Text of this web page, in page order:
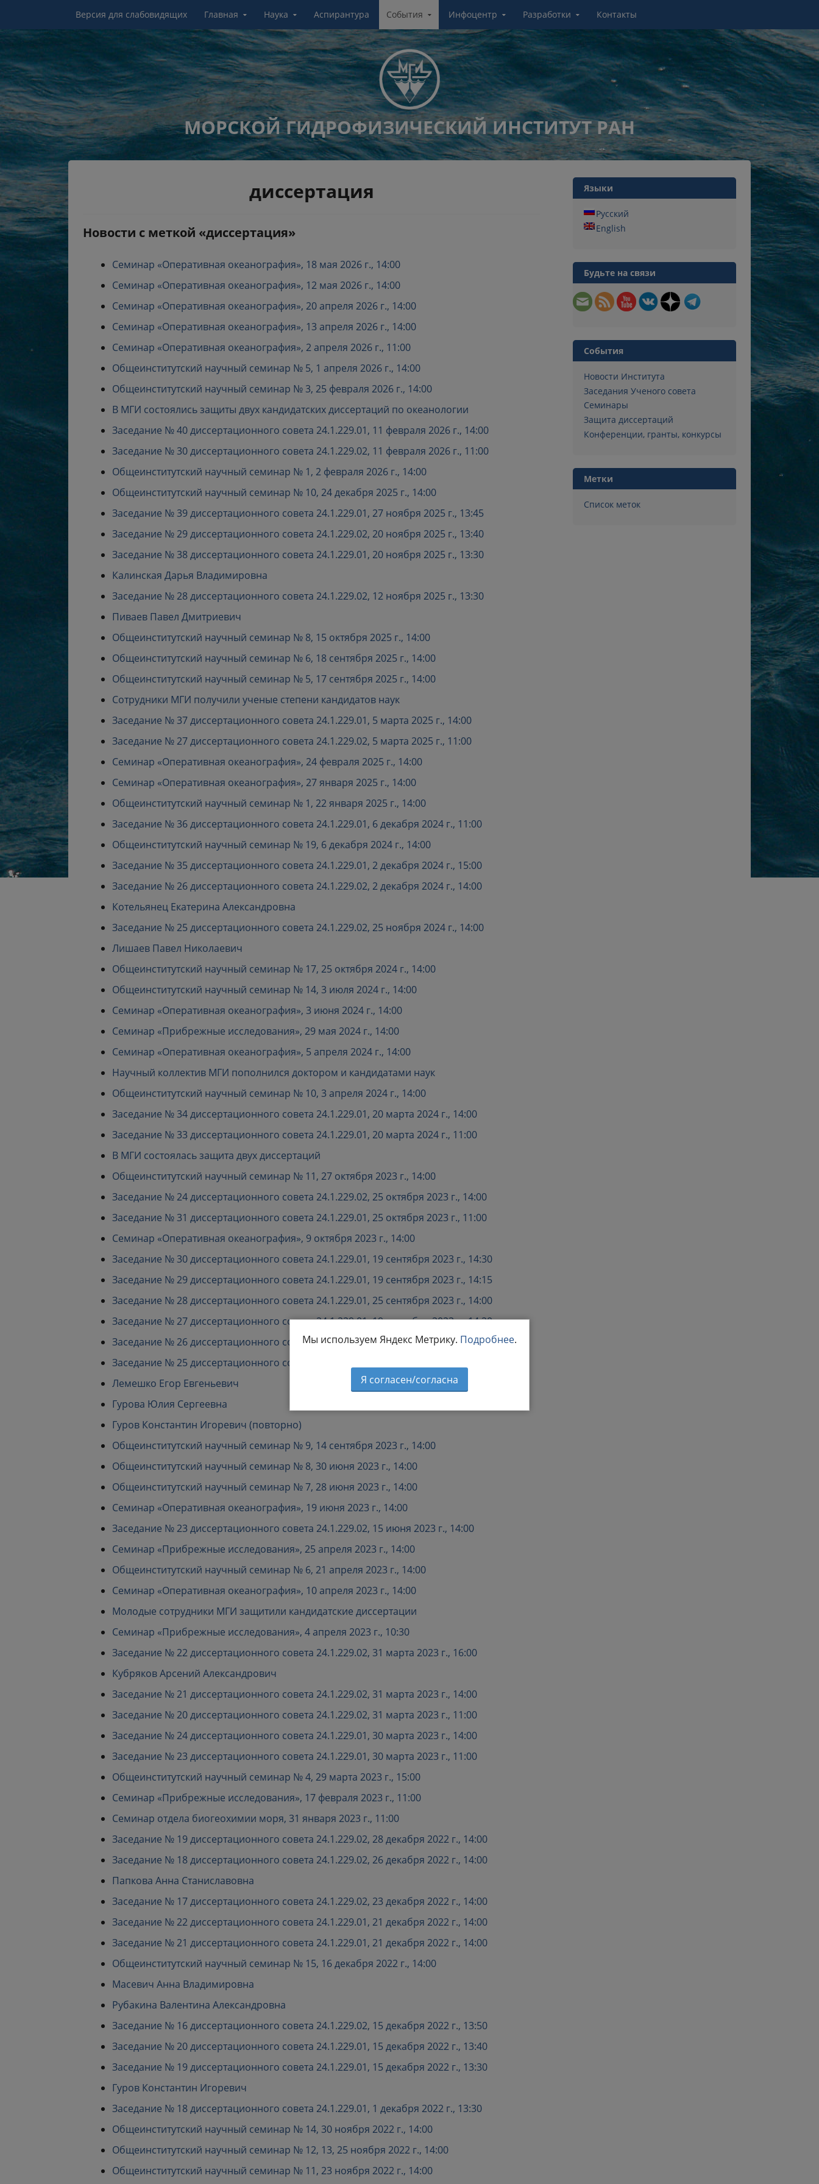
Версия для слабовидящих Главная Наука Аспирантура События Инфоцентр Разработки Контакты
МОРСКОЙ ГИДРОФИЗИЧЕСКИЙ ИНСТИТУТ РАН
диссертация
Новости с меткой «диссертация»
Семинар «Оперативная океанография», 18 мая 2026 г., 14:00
Семинар «Оперативная океанография», 12 мая 2026 г., 14:00
Семинар «Оперативная океанография», 20 апреля 2026 г., 14:00
Семинар «Оперативная океанография», 13 апреля 2026 г., 14:00
Семинар «Оперативная океанография», 2 апреля 2026 г., 11:00
Общеинститутский научный семинар № 5, 1 апреля 2026 г., 14:00
Общеинститутский научный семинар № 3, 25 февраля 2026 г., 14:00
В МГИ состоялись защиты двух кандидатских диссертаций по океанологии
Заседание № 40 диссертационного совета 24.1.229.01, 11 февраля 2026 г., 14:00
Заседание № 30 диссертационного совета 24.1.229.02, 11 февраля 2026 г., 11:00
Общеинститутский научный семинар № 1, 2 февраля 2026 г., 14:00
Общеинститутский научный семинар № 10, 24 декабря 2025 г., 14:00
Заседание № 39 диссертационного совета 24.1.229.01, 27 ноября 2025 г., 13:45
Заседание № 29 диссертационного совета 24.1.229.02, 20 ноября 2025 г., 13:40
Заседание № 38 диссертационного совета 24.1.229.01, 20 ноября 2025 г., 13:30
Калинская Дарья Владимировна
Заседание № 28 диссертационного совета 24.1.229.02, 12 ноября 2025 г., 13:30
Пиваев Павел Дмитриевич
Общеинститутский научный семинар № 8, 15 октября 2025 г., 14:00
Общеинститутский научный семинар № 6, 18 сентября 2025 г., 14:00
Общеинститутский научный семинар № 5, 17 сентября 2025 г., 14:00
Сотрудники МГИ получили ученые степени кандидатов наук
Заседание № 37 диссертационного совета 24.1.229.01, 5 марта 2025 г., 14:00
Заседание № 27 диссертационного совета 24.1.229.02, 5 марта 2025 г., 11:00
Семинар «Оперативная океанография», 24 февраля 2025 г., 14:00
Семинар «Оперативная океанография», 27 января 2025 г., 14:00
Общеинститутский научный семинар № 1, 22 января 2025 г., 14:00
Заседание № 36 диссертационного совета 24.1.229.01, 6 декабря 2024 г., 11:00
Общеинститутский научный семинар № 19, 6 декабря 2024 г., 14:00
Заседание № 35 диссертационного совета 24.1.229.01, 2 декабря 2024 г., 15:00
Заседание № 26 диссертационного совета 24.1.229.02, 2 декабря 2024 г., 14:00
Котельянец Екатерина Александровна
Заседание № 25 диссертационного совета 24.1.229.02, 25 ноября 2024 г., 14:00
Лишаев Павел Николаевич
Общеинститутский научный семинар № 17, 25 октября 2024 г., 14:00
Общеинститутский научный семинар № 14, 3 июля 2024 г., 14:00
Семинар «Оперативная океанография», 3 июня 2024 г., 14:00
Семинар «Прибрежные исследования», 29 мая 2024 г., 14:00
Семинар «Оперативная океанография», 5 апреля 2024 г., 14:00
Научный коллектив МГИ пополнился доктором и кандидатами наук
Общеинститутский научный семинар № 10, 3 апреля 2024 г., 14:00
Заседание № 34 диссертационного совета 24.1.229.01, 20 марта 2024 г., 14:00
Заседание № 33 диссертационного совета 24.1.229.01, 20 марта 2024 г., 11:00
В МГИ состоялась защита двух диссертаций
Общеинститутский научный семинар № 11, 27 октября 2023 г., 14:00
Заседание № 24 диссертационного совета 24.1.229.02, 25 октября 2023 г., 14:00
Заседание № 31 диссертационного совета 24.1.229.01, 25 октября 2023 г., 11:00
Семинар «Оперативная океанография», 9 октября 2023 г., 14:00
Заседание № 30 диссертационного совета 24.1.229.01, 19 сентября 2023 г., 14:30
Заседание № 29 диссертационного совета 24.1.229.01, 19 сентября 2023 г., 14:15
Заседание № 28 диссертационного совета 24.1.229.01, 25 сентября 2023 г., 14:00
Заседание № 27 диссертационного совета 24.1.229.01, 19 сентября 2023 г., 14:20
Заседание № 26 диссертационного совета 24.1.229.01, 19 сентября 2023 г., 14:10
Заседание № 25 диссертационного совета 24.1.229.01, 19 сентября 2023 г., 14:00
Лемешко Егор Евгеньевич
Гурова Юлия Сергеевна
Гуров Константин Игоревич (повторно)
Общеинститутский научный семинар № 9, 14 сентября 2023 г., 14:00
Общеинститутский научный семинар № 8, 30 июня 2023 г., 14:00
Общеинститутский научный семинар № 7, 28 июня 2023 г., 14:00
Семинар «Оперативная океанография», 19 июня 2023 г., 14:00
Заседание № 23 диссертационного совета 24.1.229.02, 15 июня 2023 г., 14:00
Семинар «Прибрежные исследования», 25 апреля 2023 г., 14:00
Общеинститутский научный семинар № 6, 21 апреля 2023 г., 14:00
Семинар «Оперативная океанография», 10 апреля 2023 г., 14:00
Молодые сотрудники МГИ защитили кандидатские диссертации
Семинар «Прибрежные исследования», 4 апреля 2023 г., 10:30
Заседание № 22 диссертационного совета 24.1.229.02, 31 марта 2023 г., 16:00
Кубряков Арсений Александрович
Заседание № 21 диссертационного совета 24.1.229.02, 31 марта 2023 г., 14:00
Заседание № 20 диссертационного совета 24.1.229.02, 31 марта 2023 г., 11:00
Заседание № 24 диссертационного совета 24.1.229.01, 30 марта 2023 г., 14:00
Заседание № 23 диссертационного совета 24.1.229.01, 30 марта 2023 г., 11:00
Общеинститутский научный семинар № 4, 29 марта 2023 г., 15:00
Семинар «Прибрежные исследования», 17 февраля 2023 г., 11:00
Семинар отдела биогеохимии моря, 31 января 2023 г., 11:00
Заседание № 19 диссертационного совета 24.1.229.02, 28 декабря 2022 г., 14:00
Заседание № 18 диссертационного совета 24.1.229.02, 26 декабря 2022 г., 14:00
Папкова Анна Станиславовна
Заседание № 17 диссертационного совета 24.1.229.02, 23 декабря 2022 г., 14:00
Заседание № 22 диссертационного совета 24.1.229.01, 21 декабря 2022 г., 14:00
Заседание № 21 диссертационного совета 24.1.229.01, 21 декабря 2022 г., 14:00
Общеинститутский научный семинар № 15, 16 декабря 2022 г., 14:00
Масевич Анна Владимировна
Рубакина Валентина Александровна
Заседание № 16 диссертационного совета 24.1.229.02, 15 декабря 2022 г., 13:50
Заседание № 20 диссертационного совета 24.1.229.01, 15 декабря 2022 г., 13:40
Заседание № 19 диссертационного совета 24.1.229.01, 15 декабря 2022 г., 13:30
Гуров Константин Игоревич
Заседание № 18 диссертационного совета 24.1.229.01, 1 декабря 2022 г., 13:30
Общеинститутский научный семинар № 14, 30 ноября 2022 г., 14:00
Общеинститутский научный семинар № 12, 13, 25 ноября 2022 г., 14:00
Общеинститутский научный семинар № 11, 23 ноября 2022 г., 14:00
Языки
Русский
English
Будьте на связи
События
Новости Института
Заседания Ученого совета
Семинары
Защита диссертаций
Конференции, гранты, конкурсы
Метки
Список меток
Мы используем Яндекс Метрику. Подробнее.
Я согласен/согласна